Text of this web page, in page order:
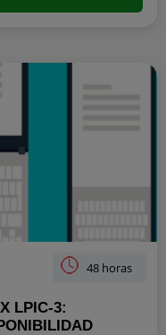
48 horas
LPIC-3: